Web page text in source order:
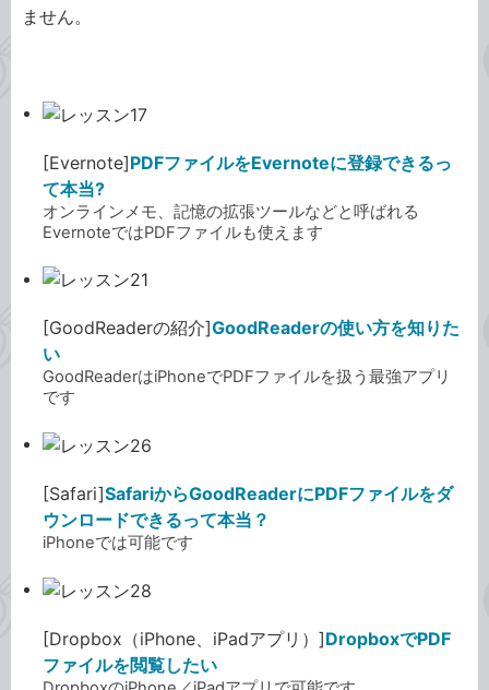
ません。
[Evernote]PDFファイルをEvernoteに登録できるっ
て本当?
オンラインメモ、記憶の拡張ツールなどと呼ばれる
EvernoteではPDFファイルも使えます
[GoodReaderの紹介]GoodReaderの使い方を知りた
い
GoodReaderはiPhoneでPDFファイルを扱う最強アプリ
です
[Safari]SafariからGoodReaderにPDFファイルをダ
ウンロードできるって本当？
iPhoneでは可能です
[Dropbox（iPhone、iPadアプリ）]DropboxでPDF
ファイルを閲覧したい